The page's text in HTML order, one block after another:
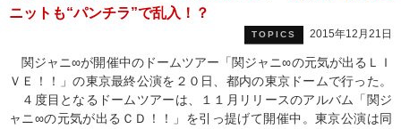
ニットも“パンチラ”で乱入！？
TOPICS 2015年12月21日
関ジャニ∞が開催中のドームツアー「関ジャニ∞の元気が出るＬＩ
ＶＥ！！」の東京最終公演を２０日、都内の東京ドームで行った。
４度目となるドームツアーは、１１月リリースのアルバム「関ジ
ャニ∞の元気が出るＣＤ！！」を引っ提げて開催中。東京公演は同